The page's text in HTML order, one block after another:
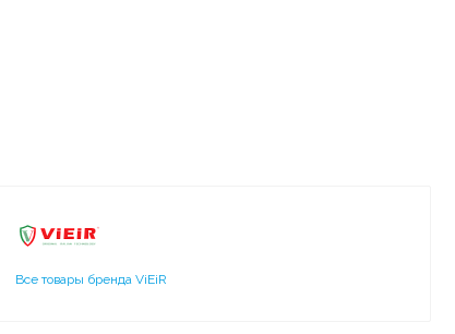
Все товары бренда ViEiR